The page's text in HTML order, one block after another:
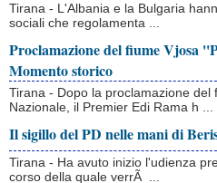
Tirana - L'Albania e la Bulgaria
sociali che regolamenta ...
Proclamazione del fiume Vjosa
Momento storico
Tirana - Dopo la proclamazione
Nazionale, il Premier Edi Rama h ...
Il sigillo del PD nelle mani di
Tirana - Ha avuto inizio l'udienza
corso della quale verrÃ ...